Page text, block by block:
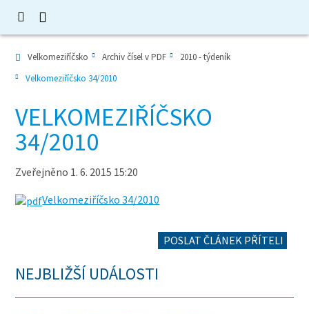
Velkomeziříčsko Archiv čísel v PDF
2010 - týdeník
Velkomeziříčsko 34/2010
VELKOMEZIŘÍČSKO
34/2010
Zveřejněno 1. 6. 2015 15:20
Velkomeziříčsko 34/2010
POSLAT ČLÁNEK PŘÍTELI
NEJBLIŽŠÍ UDÁLOSTI